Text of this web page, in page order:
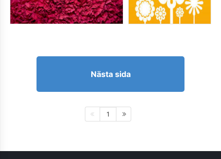
Nästa sida
1